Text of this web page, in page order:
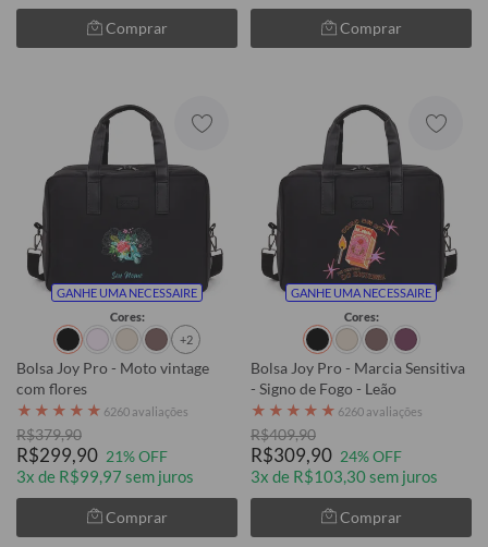
Comprar Comprar
GANHE UMA NECESSAIRE
Cores:
+2
Bolsa Joy Pro - Moto vintage
com flores
★ ★ ★ ★ ★ 6260 avaliações
R$379,90
R$299,90 21% OFF
3x de R$99,97 sem juros
Comprar
GANHE UMA NECESSAIRE
Cores:
Bolsa Joy Pro - Marcia Sensitiva
- Signo de Fogo - Leão
★ ★ ★ ★ ★ 6260 avaliações
R$409,90
R$309,90 24% OFF
3x de R$103,30 sem juros
Comprar